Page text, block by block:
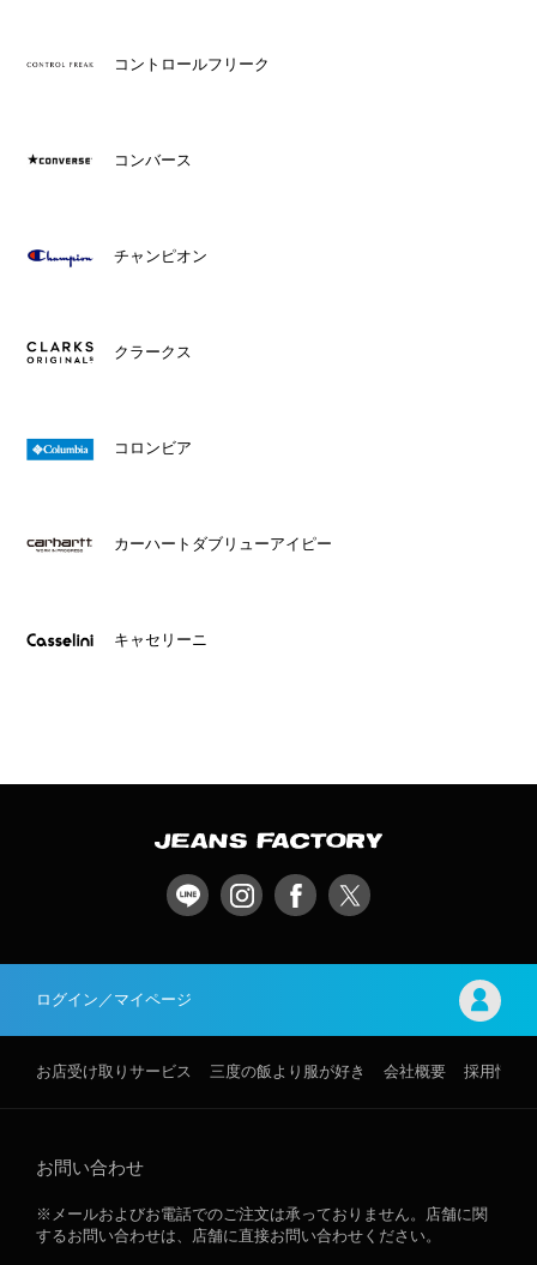
コントロールフリーク
コンバース
チャンピオン
クラークス
コロンビア
カーハートダブリューアイピー
キャセリーニ
ログイン／マイページ
お店受け取りサービス 三度の飯より服が好き 会社概要 採用情報
お問い合わせ
※メールおよびお電話でのご注文は承っておりません。店舗に関
するお問い合わせは、店舗に直接お問い合わせください。